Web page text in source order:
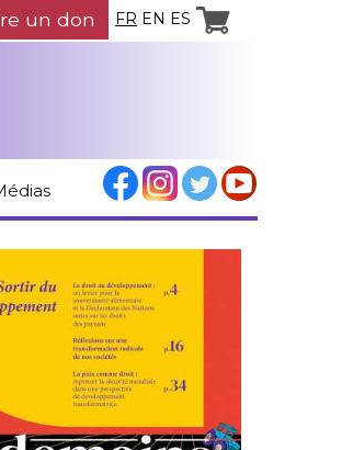
un don FR EN ES
de presse